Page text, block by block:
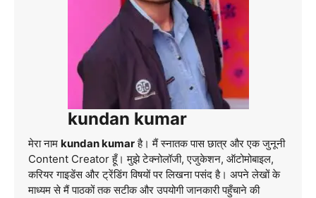
kundan kumar
मेरा नाम kundan kumarहै। मैं स्नातक पास छात्र और एक जुनूनी
Content Creator हूँ। मुझे टेक्नोलॉजी, एजुकेशन, ऑटोमोबाइल,
करियर गाइडेंस और ट्रेंडिंग विषयों पर लिखना पसंद है। अपने लेखों के
माध्यम से मैं पाठकों तक सटीक और उपयोगी जानकारी पहुँचाने की